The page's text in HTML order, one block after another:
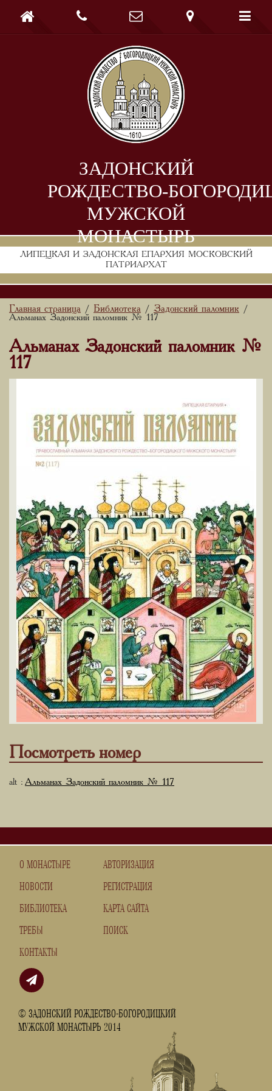
ЗАДОНСКИЙ
РОЖДЕСТВО-
МУЖСКОЙ
МОНАСТЫРЬ
ЛИПЕЦКАЯ И ЗАДОНСКАЯ ЕПАРХИЯ МОСКОВСКИЙ
ПАТРИАРХАТ
    
Главная страница / Библиотека / Задонский паломник /
Альманах Задонский паломник № 117
Альманах Задонский паломник №
117
Посмотреть номер
alt : Альманах Задонский паломник № 117
О МОНАСТЫРЕ
НОВОСТИ
БИБЛИОТЕКА
ТРЕБЫ
КОНТАКТЫ
© ЗАДОНСКИЙ РОЖДЕСТВО-БОГОРОДИЦКИЙ
МУЖСКОЙ МОНАСТЫРЬ 2014
АВТОРИЗАЦИЯ
РЕГИСТРАЦИЯ
КАРТА САЙТА
ПОИСК